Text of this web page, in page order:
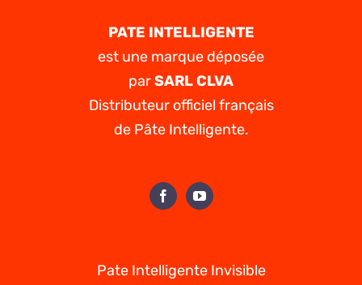
PATE INTELLIGENTE
est une marque déposée
parSARL CLVA
Distributeur officiel français
de Pâte Intelligente.
Pate Intelligente Invisible